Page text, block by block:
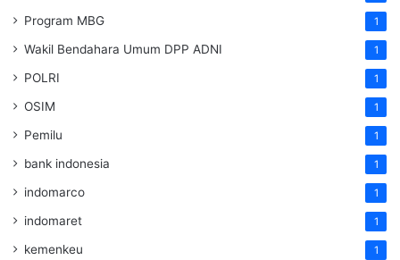
Program MBG 1
Wakil Bendahara Umum DPP ADNI 1
POLRI 1
OSIM 1
Pemilu 1
bank indonesia 1
indomarco 1
indomaret 1
kemenkeu 1